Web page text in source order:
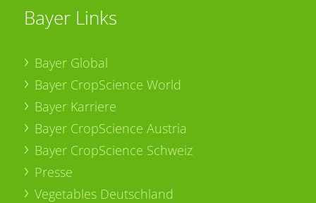
Bayer Links
Bayer Global
Bayer CropScience World
Bayer Karriere
Bayer CropScience Austria
Bayer CropScience Schweiz
Presse
Vegetables Deutschland